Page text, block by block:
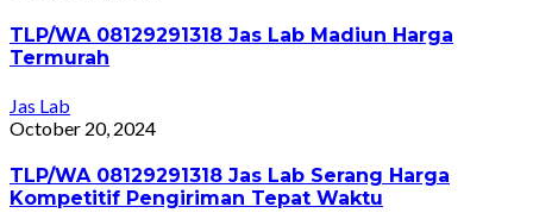
TLP/WA 08129291318 Jas Lab Madiun Harga
Termurah
Jas Lab
October 20, 2024
TLP/WA 08129291318 Jas Lab Serang Harga
Kompetitif Pengiriman Tepat Waktu